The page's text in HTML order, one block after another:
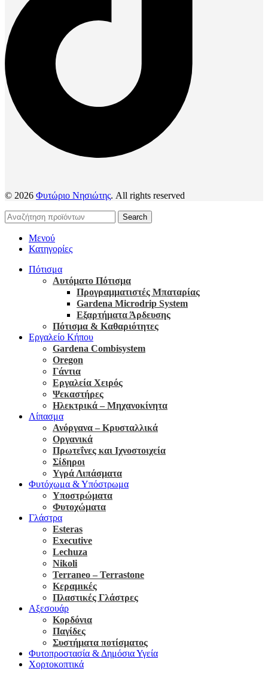
© 2026 Φυτώριο Νησιώτης. All rights reserved
Search
Μενού
Κατηγορίες
Πότισμα
Αυτόματο Πότισμα
Προγραμματιστές Μπαταρίας
Gardena Microdrip System
Εξαρτήματα Άρδευσης
Πότισμα & Καθαριότητες
Εργαλείο Κήπου
Gardena Combisystem
Oregon
Γάντια
Εργαλεία Χειρός
Ψεκαστήρες
Ηλεκτρικά – Μηχανοκίνητα
Λίπασμα
Ανόργανα – Κρυσταλλικά
Οργανικά
Πρωτεΐνες και Ιχνοστοιχεία
Σίδηροι
Υγρά Λιπάσματα
Φυτόχωμα & Υπόστρωμα
Υποστρώματα
Φυτοχώματα
Γλάστρα
Esteras
Executive
Lechuza
Nikoli
Terraneo – Terrastone
Κεραμικές
Πλαστικές Γλάστρες
Αξεσουάρ
Κορδόνια
Παγίδες
Συστήματα ποτίσματος
Φυτοπροστασία & Δημόσια Υγεία
Χορτοκοπτικά